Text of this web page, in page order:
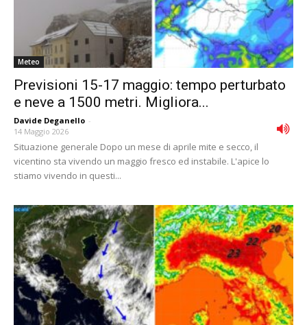
Meteo
Previsioni 15-17 maggio: tempo perturbato
e neve a 1500 metri. Migliora...
Davide Deganello -
14 Maggio 2026
Situazione generale Dopo un mese di aprile mite e secco, il
vicentino sta vivendo un maggio fresco ed instabile. L'apice lo
stiamo vivendo in questi...